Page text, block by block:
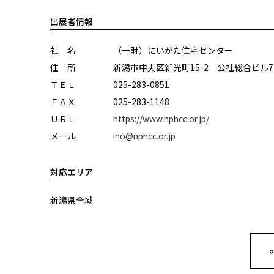
出展者情報
社 名
（一財）にいがた住宅センター
住 所
新潟市中央区新光町15-2 公社総合ビル
ＴＥＬ
025-283-0851
ＦＡＸ
025-283-1148
ＵＲＬ
https://www.nphcc.or.jp/
メール
ino@nphcc.or.jp
対応エリア
新潟県全域